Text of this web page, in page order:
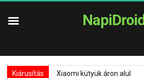
NapiDroid
Kiárusítás Xiaomi kütyük áron alul